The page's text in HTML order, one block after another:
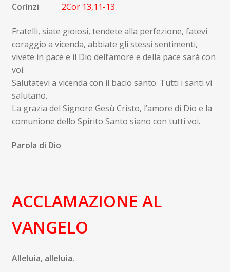
Corìnzi
2Cor 13,11-13
Fratelli, siate gioiosi, tendete alla perfezione, fatevi
coraggio a vicenda, abbiate gli stessi sentimenti,
vivete in pace e il Dio dell’amore e della pace sarà con
voi.
Salutatevi a vicenda con il bacio santo. Tutti i santi vi
salutano.
La grazia del Signore Gesù Cristo, l’amore di Dio e la
comunione dello Spirito Santo siano con tutti voi.
Parola di Dio
ACCLAMAZIONE AL
VANGELO
Alleluia, alleluia.